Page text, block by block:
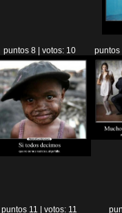
puntos 8 | votos: 10 puntos
puntos 11 | votos: 11